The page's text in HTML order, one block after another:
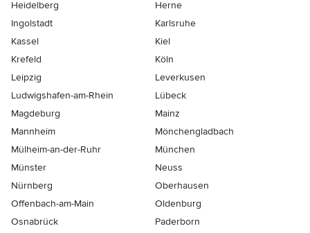
Heidelberg
Herne
Ingolstadt
Karlsruhe
Kassel
Kiel
Krefeld
Köln
Leipzig
Leverkusen
Ludwigshafen-am-Rhein
Lübeck
Magdeburg
Mainz
Mannheim
Mönchen­gladbach
Mülheim-an-der-Ruhr
München
Münster
Neuss
Nürnberg
Oberhausen
Offenbach-am-Main
Oldenburg
Osnabrück
Paderborn